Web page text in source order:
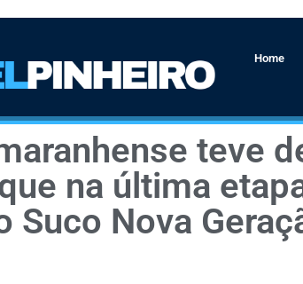
Home
teve
na última
Suco Nova